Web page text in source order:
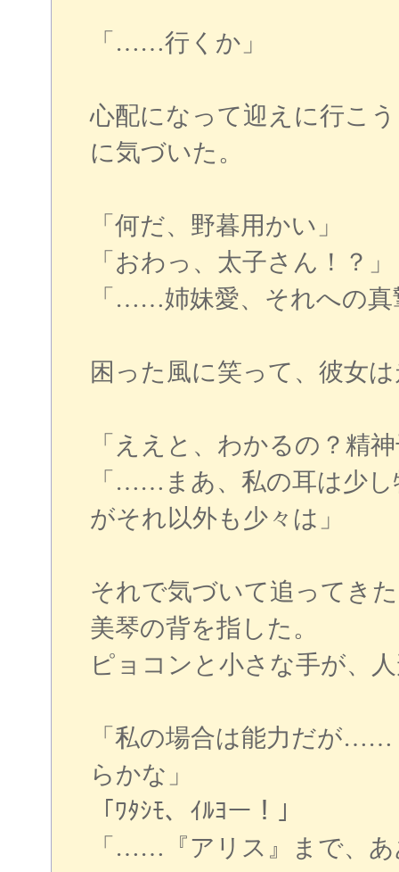
「……行くか」
心配になって迎えに行こ
に気づいた。
「何だ、野暮用かい」
「おわっ、太子さん！？」
「……姉妹愛、それへの
困った風に笑って、彼女
「ええと、わかるの？精
「……まあ、私の耳は少
がそれ以外も少々は」
それで気づいて追ってき
美琴の背を指した。
ピョコンと小さな手が、
「私の場合は能力だが
らかな」
「ﾜﾀｼﾓ、ｲﾙﾖー！」
「……『アリス』まで、